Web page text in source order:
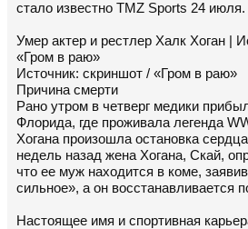
стало известно TMZ Sports 24 июля.
Умер актер и рестлер Халк Хоган |
«Гром в раю»
Источник: скриншот / «Гром в раю»
Причина смерти
Рано утром в четверг медики
Флорида, где проживала легенда
Хогана произошла остановка
недель назад жена Хогана, Скай,
что ее муж находится в коме,
сильное», а он восстанавливается
Настоящее имя и спортивная